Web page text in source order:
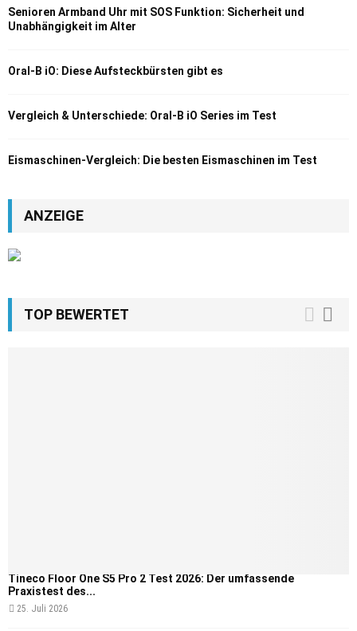
Senioren Armband Uhr mit SOS Funktion: Sicherheit und
Unabhängigkeit im Alter
Oral-B iO: Diese Aufsteckbürsten gibt es
Vergleich & Unterschiede: Oral-B iO Series im Test
Eismaschinen-Vergleich: Die besten Eismaschinen im Test
ANZEIGE
TOP BEWERTET
Tineco Floor One S5 Pro 2 Test 2026: Der umfassende
Praxistest des...
25. Juli 2026